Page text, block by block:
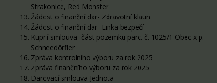
Strakonice, Red Monster
Žádost o finanční dar- Zdravotní klaun
Žádost o finanční dar- Linka bezpečí
Kupní smlouva- část pozemku parc. č. 1025/1 Obec x p.
Schneedörfler
Zpráva kontrolního výboru za rok 2025
Zpráva finančního výboru za rok 2025
Darovací smlouva Jednota